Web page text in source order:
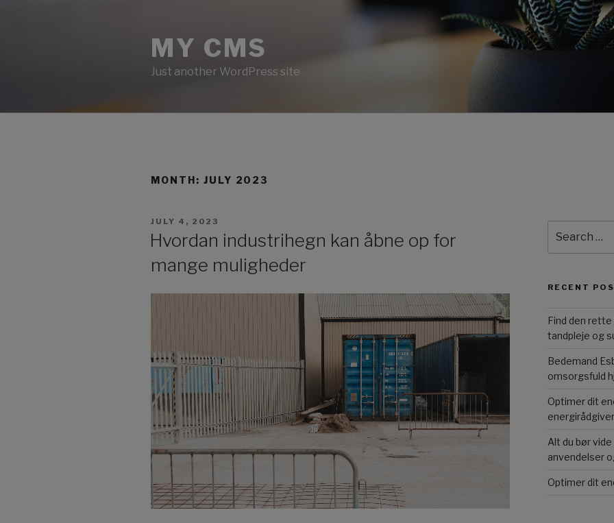
MY CMS
Just another WordPress site
MONTH: JULY 2023
POSTED
ON
JULY 4, 2023
Hvordan industrihegn kan åbne op for
mange muligheder
for:
RECENT
Find den
tandpleje og
Bedemand
omsorgsfuld
Optimer dit
energirådgiver
Alt du bør
anvendelser
Optimer dit